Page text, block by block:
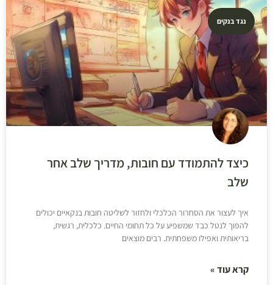
נגד בנקים
כיצד להתמודד עם חובות, מדריך שלב אחר
שלב
איך לעצור את הסחרור הכלכלי ולחזור לשליטה חובות בנקאיים יכולים
להפוך לנטל כבד שמשפיע על כל תחומי החיים. כלכלית, רגשית,
בריאותית ואפילו משפחתית. רבים מוצאים
קרא עוד »